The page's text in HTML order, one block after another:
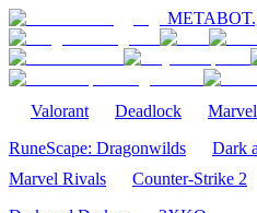
METABOT
Valorant Deadlock
RuneScape: Dragonwilds
Dark
Marvel Rivals
Counter-Strike 2